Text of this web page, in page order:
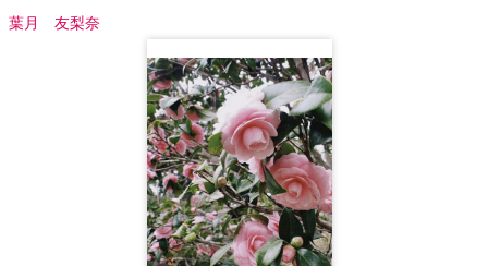
葉月 友梨奈